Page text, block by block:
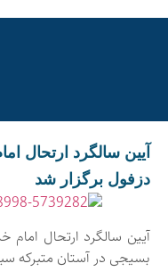
آیین سالگرد ارتحال
دزفول برگزار شد
آیین سالگرد ارتحال امام
بسیجی در آستان متبرکه